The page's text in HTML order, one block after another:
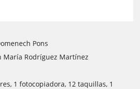
Pons
María Rodríguez Martínez
1 fotocopiadora, 12 taquillas, 1